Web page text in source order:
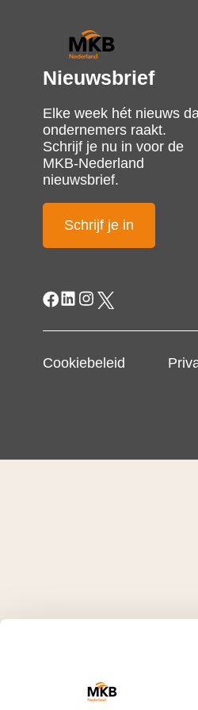
Nieuwsbrief
Elke week hét nieuws
ondernemers raakt.
Schrijf je nu in voor de
MKB-Nederland
nieuwsbrief.
Schrijf je in
Cookiebeleid